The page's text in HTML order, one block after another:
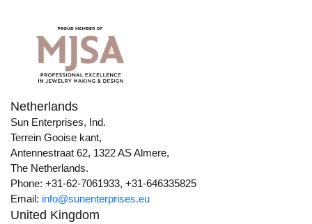
Netherlands
Sun Enterprises, Ind.
Terrein Gooise kant,
Antennestraat 62, 1322 AS Almere,
The Netherlands.
Phone: +31-62-7061933, +31-646335825
Email: info@sunenterprises.eu
United Kingdom